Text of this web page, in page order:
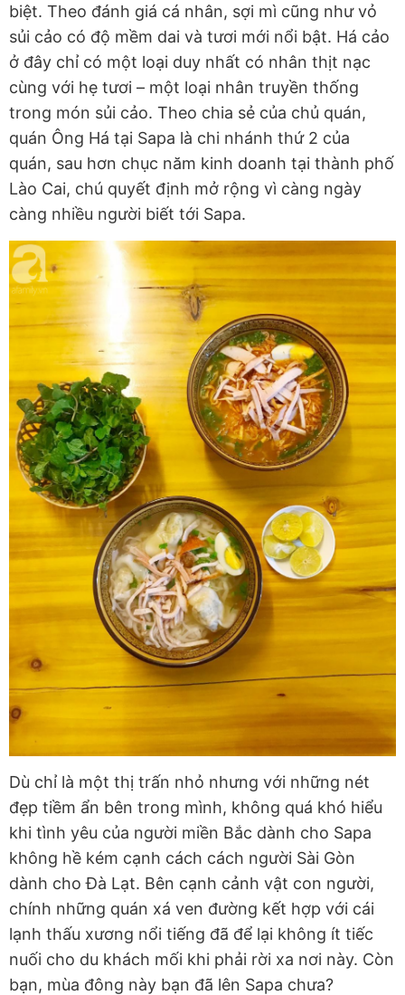
biệt. Theo đánh giá cá nhân, sợi mì cũng như vỏ
sủi cảo có độ mềm dai và tươi mới nổi bật. Há cảo
ở đây chỉ có một loại duy nhất có nhân thịt nạc
cùng với hẹ tươi – một loại nhân truyền thống
trong món sủi cảo. Theo chia sẻ của chủ quán,
quán Ông Há tại Sapa là chi nhánh thứ 2 của
quán, sau hơn chục năm kinh doanh tại thành phố
Lào Cai, chú quyết định mở rộng vì càng ngày
càng nhiều người biết tới Sapa.
Dù chỉ là một thị trấn nhỏ nhưng với những nét
đẹp tiềm ẩn bên trong mình, không quá khó hiểu
khi tình yêu của người miền Bắc dành cho Sapa
không hề kém cạnh cách cách người Sài Gòn
dành cho Đà Lạt. Bên cạnh cảnh vật con người,
chính những quán xá ven đường kết hợp với cái
lạnh thấu xương nổi tiếng đã để lại không ít tiếc
nuối cho du khách mối khi phải rời xa nơi này. Còn
bạn, mùa đông này bạn đã lên Sapa chưa?